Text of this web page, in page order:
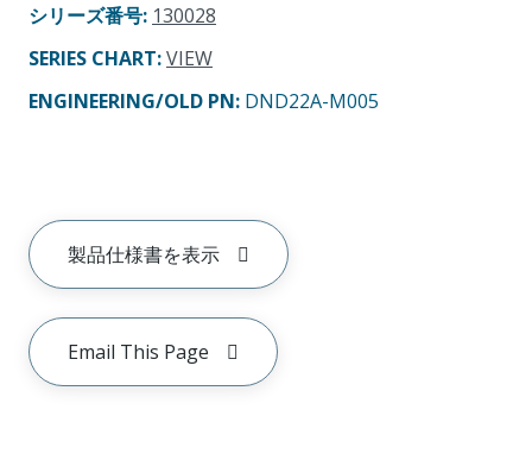
シリーズ番号: 130028
SERIES CHART:VIEW
ENGINEERING/OLD PN: DND22A-M005
製品仕様書を表示
Email This Page